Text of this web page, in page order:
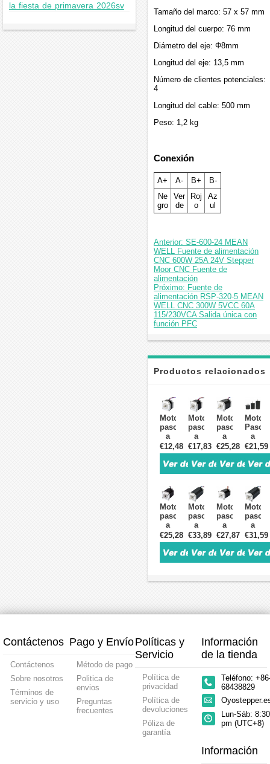
la fiesta de primavera 2026sv
Tamaño del marco: 57 x 57 mm
Longitud del cuerpo: 76 mm
Diámetro del eje: Φ8mm
Longitud del eje: 13,5 mm
Número de clientes potenciales:
4
Longitud del cable: 500 mm
Peso: 1,2 kg
Conexión
A+ A- B+
B-
Ne
gro
Ver
de
Roj
o
Az
ul
Anterior: SE-600-24 MEAN
WELL Fuente de alimentación
CNC 600W 25A 24V Stepper
Moor CNC Fuente de
alimentación
Próximo: Fuente de
alimentación RSP-320-5 MEAN
WELL CNC 300W 5VCC 60A
115/230VCA Salida única con
función PFC
Productos relacionados
Motor
paso
a
paso
Nema
23
bipolar
grados
0,6
Nm
0,88
A
6,6
V
57x57x41mm
4
€12,48
Motor
paso
a
paso
Nema
23
bipolar
grados
1,26Nm
2,8A
2,5V
57x57x56mm
4
cables
€17,83
Motor
paso
a
paso
Nema
23
bipolar
grados
1,9
Nm
2,8
A
3,2
V
57x57x76mm
4
€25,28
Motor
Paso
a
Paso
Nema
23
1.8°
para
3D y
CNC
€21,59
Motor
paso
a
paso
CNC
Nema
23
1,8
3A
57x57x76mm
4
cables
€25,28
Motor
paso
a
paso
Nema
23
bipolar
grados
57x57x114mm
paso
CNC
cables
€33,89
Motor
paso
a
paso
Nema
23
de
eje
2,83
57x84
mm
8
€27,87
Motor
paso
a
paso
Nema
23
grados
A
4
cables
€31,59
Contáctenos
Contáctenos
Sobre nosotros
Términos de
servicio y uso
Pago y Envío
Método de pago
Politica de
envios
Preguntas
frecuentes
Políticas y
Servicio
Política de
privacidad
Política de
devoluciones
Póliza de
garantía
Información
de la tienda
Teléfono:
68438829
Lun-Sáb:
pm (UTC+8)
Información